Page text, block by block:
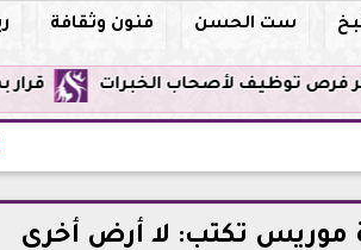
ست الحسن فنون وثقافة
قرار بمنع ظهور
موريس تكتب: لا أرض أخرى